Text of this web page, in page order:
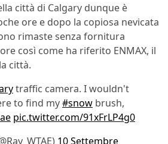
città di Calgary dunque è
ore e dopo la copiosa nevicata
rimaste senza fornitura
così come ha riferito ENMAX, il
città.
traffic camera. I wouldn't
to find my#snow brush,
pic.twitter.com/91xFrLP4g0
10 Settembre